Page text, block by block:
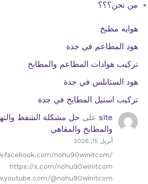
من نحن؟؟؟
هوايه مطبخ
هود المطاعم في جدة
تركيب هوادات المطاعم والمطابخ
هود الستانلس في جدة
تركيب استيل المطابخ في جدة
site على حل مشكلة الشفط
والمطابخ والمقاهي
أبريل 15, 2026
nohu90winitcom/
https://x.com/nohu90winitcom
@nohu90winitcom